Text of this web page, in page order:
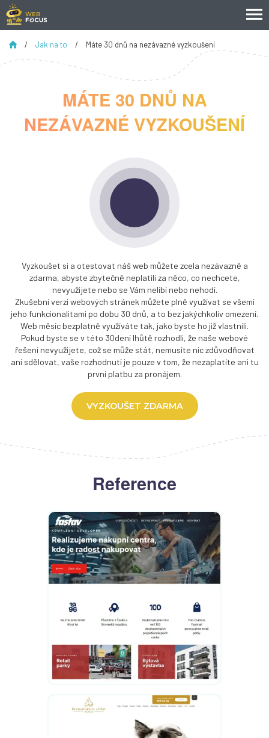
MÁTE 30 DNŮ NA
NEZÁVAZNÉ VYZKOUŠENÍ
/ Jak na to / Máte 30 dnů na nezávazné vyzkoušení
Vyzkoušet si a otestovat náš web můžete zcela nezávazně a
zdarma, abyste zbytečně neplatili za něco, co nechcete,
nevyužijete nebo se Vám nelíbí nebo nehodí.
Zkušební verzi webových stránek můžete plně využívat se všemi
jeho funkcionalitami po dobu 30 dnů, a to bez jakýchkoliv omezení.
Web měsíc bezplatně využíváte tak, jako byste ho již vlastnili.
Pokud byste se v této 30dení lhůtě rozhodli, že naše webové
řešení nevyužijete, což se může stát, nemusíte nic zdůvodňovat
ani sdělovat, vaše rozhodnutí je pouze v tom, že nezaplatíte ani tu
první platbu za pronájem.
VYZKOUŠET ZDARMA
Reference